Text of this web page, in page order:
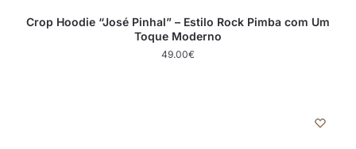
Crop Hoodie “José Pinhal” – Estilo Rock Pimba com Um
Toque Moderno
49.00€